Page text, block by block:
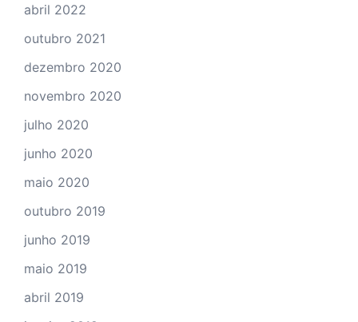
abril 2022
outubro 2021
dezembro 2020
novembro 2020
julho 2020
junho 2020
maio 2020
outubro 2019
junho 2019
maio 2019
abril 2019